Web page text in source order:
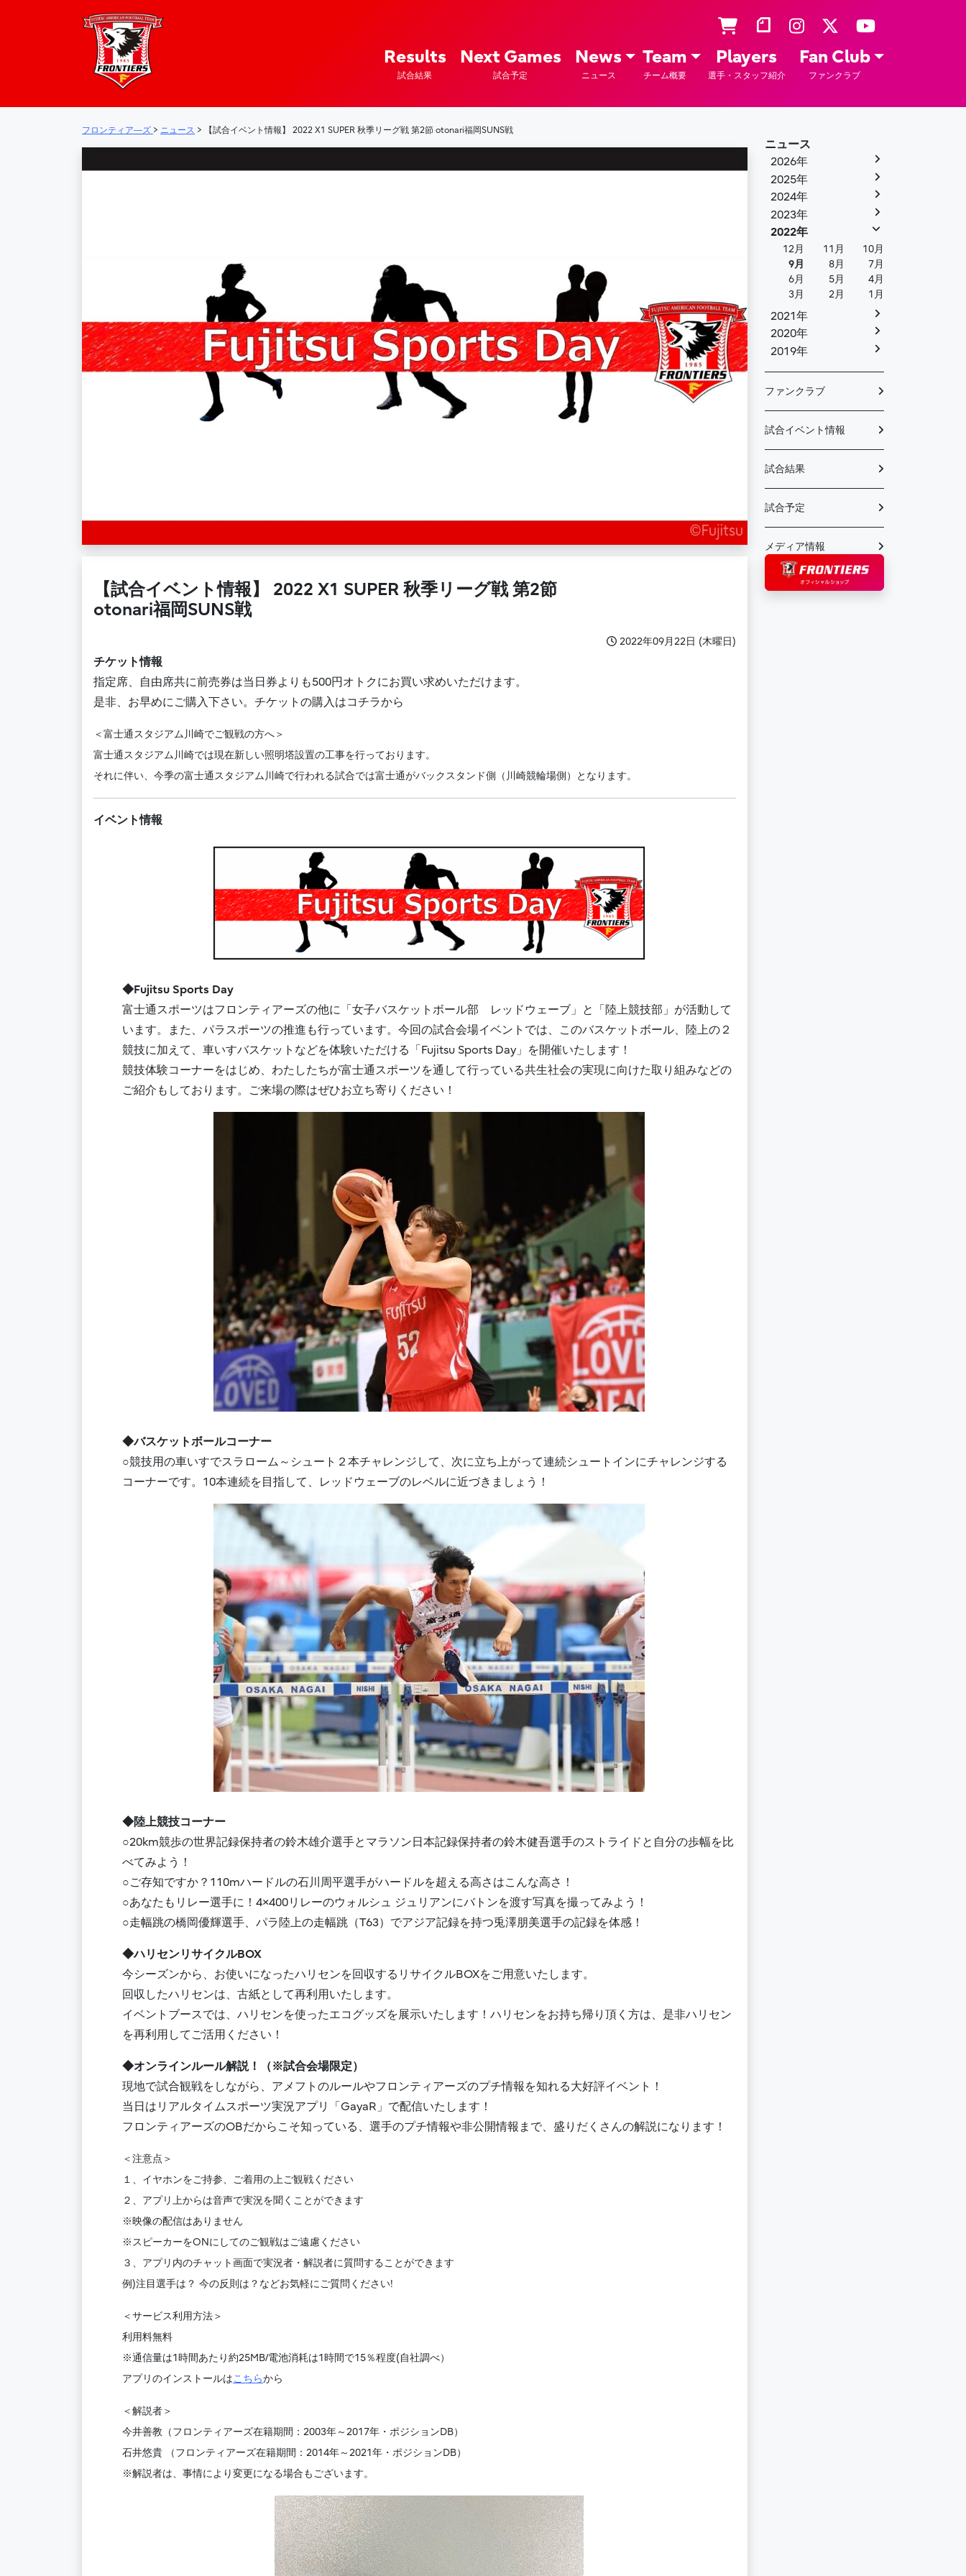
メインナビゲーション
Results
試合結果
Next Games
試合予定
News
ニュース
Team
チーム概要
Players
選手・スタッフ紹介
Fan Club
ファンクラブ
フロンティア―ズ > ニュース > 【試合イベント情報】 2022 X1 SUPER 秋季リーグ戦 第2節 otonari福岡SUNS戦
【試合イベント情報】 2022 X1 SUPER 秋季リーグ戦 第2節
otonari福岡SUNS戦
2022年09月22日 (木曜日)
チケット情報
指定席、自由席共に前売券は当日券よりも500円オトクにお買い求めいただけます。
是非、お早めにご購入下さい。チケットの購入はコチラから
＜富士通スタジアム川崎でご観戦の方へ＞
富士通スタジアム川崎では現在新しい照明塔設置の工事を行っております。
それに伴い、今季の富士通スタジアム川崎で行われる試合では富士通がバックスタンド側（川崎競輪場側）となります。
イベント情報
◆Fujitsu Sports Day
富士通スポーツはフロンティアーズの他に「女子バスケットボール部 レッドウェーブ」と「陸上競技部」が活動して
います。また、パラスポーツの推進も行っています。今回の試合会場イベントでは、このバスケットボール、陸上の２
競技に加えて、車いすバスケットなどを体験いただける「Fujitsu Sports Day」を開催いたします！
競技体験コーナーをはじめ、わたしたちが富士通スポーツを通して行っている共生社会の実現に向けた取り組みなどの
ご紹介もしております。ご来場の際はぜひお立ち寄りください！
◆バスケットボールコーナー
○競技用の車いすでスラローム～シュート２本チャレンジして、次に立ち上がって連続シュートインにチャレンジする
コーナーです。10本連続を目指して、レッドウェーブのレベルに近づきましょう！
◆陸上競技コーナー
○20km競歩の世界記録保持者の鈴木雄介選手とマラソン日本記録保持者の鈴木健吾選手のストライドと自分の歩幅を比
べてみよう！
○ご存知ですか？110mハードルの石川周平選手がハードルを超える高さはこんな高さ！
○あなたもリレー選手に！4×400リレーのウォルシュ ジュリアンにバトンを渡す写真を撮ってみよう！
○走幅跳の橋岡優輝選手、パラ陸上の走幅跳（T63）でアジア記録を持つ兎澤朋美選手の記録を体感！
◆ハリセンリサイクルBOX
今シーズンから、お使いになったハリセンを回収するリサイクルBOXをご用意いたします。
回収したハリセンは、古紙として再利用いたします。
イベントブースでは、ハリセンを使ったエコグッズを展示いたします！ハリセンをお持ち帰り頂く方は、是非ハリセン
を再利用してご活用ください！
◆オンラインルール解説！（※試合会場限定）
現地で試合観戦をしながら、アメフトのルールやフロンティアーズのプチ情報を知れる大好評イベント！
当日はリアルタイムスポーツ実況アプリ「GayaR」で配信いたします！
フロンティアーズのOBだからこそ知っている、選手のプチ情報や非公開情報まで、盛りだくさんの解説になります！
＜注意点＞
１、イヤホンをご持参、ご着用の上ご観戦ください
２、アプリ上からは音声で実況を聞くことができます
※映像の配信はありません
※スピーカーをONにしてのご観戦はご遠慮ください
３、アプリ内のチャット画面で実況者・解説者に質問することができます
例)注目選手は？ 今の反則は？などお気軽にご質問ください!
＜サービス利用方法＞
利用料無料
※通信量は1時間あたり約25MB/電池消耗は1時間で15％程度(自社調べ）
アプリのインストールはこちらから
＜解説者＞
今井善教（フロンティアーズ在籍期間：2003年～2017年・ポジションDB）
石井悠貴 （フロンティアーズ在籍期間：2014年～2021年・ポジションDB）
※解説者は、事情により変更になる場合もございます。
ニュース
2026年
2025年
2024年
2023年
2022年
12月 11月
10月
9月
8月
7月
6月
5月
4月
3月
2月 1月
2021年
2020年
2019年
ファンクラブ
試合イベント情報
試合結果
試合予定
メディア情報